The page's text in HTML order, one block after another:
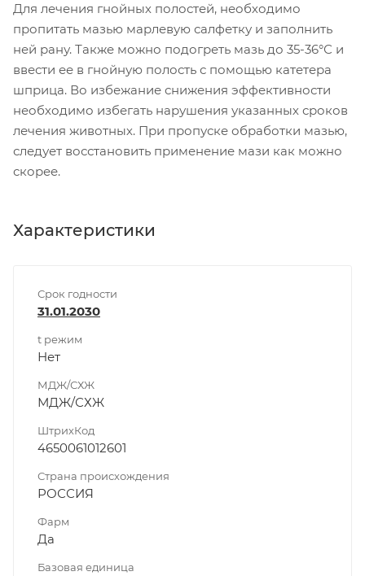
Для лечения гнойных полостей, необходимо
пропитать мазью марлевую салфетку и заполнить
ней рану. Также можно подогреть мазь до 35-36°С и
ввести ее в гнойную полость с помощью катетера
шприца. Во избежание снижения эффективности
необходимо избегать нарушения указанных сроков
лечения животных. При пропуске обработки мазью,
следует восстановить применение мази как можно
скорее.
Характеристики
Срок годности
31.01.2030
t режим
Нет
МДЖ/СХЖ
МДЖ/СХЖ
ШтрихКод
4650061012601
Страна происхождения
РОССИЯ
Фарм
Да
Базовая единица